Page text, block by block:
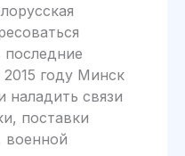
году Минск
связи
поставки
военной